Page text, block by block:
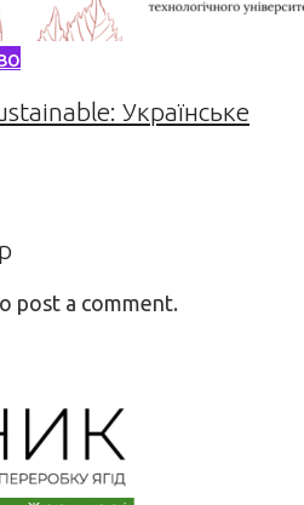
Українське
post a comment.